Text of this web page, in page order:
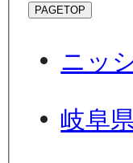
PAGETOP
ニッ
岐阜